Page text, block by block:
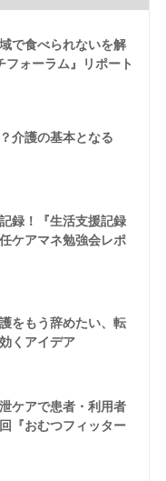
で食べられないを解
ォーラム』リポート
介護の基本となる
録！『生活支援記録
ケアマネ勉強会レポ
をもう辞めたい、転
くアイデア
ケアで患者・利用者
『おむつフィッター